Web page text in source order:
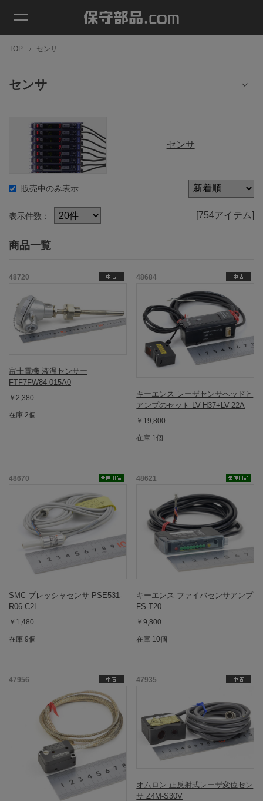
TOP センサ
センサ
センサ
販売中のみ表示
表示件数： [754アイテム]
商品一覧
48720
富士電機 液温センサー
FTF7FW84-015A0
￥2,380
在庫 2個
48684
キーエンス レーザセンサヘッドと
アンプのセット LV-H37+LV-22A
￥19,800
在庫 1個
48670
SMC プレッシャセンサ PSE531-
R06-C2L
￥1,480
在庫 9個
48621
キーエンス ファイバセンサアンプ
FS-T20
￥9,800
在庫 10個
47956 47935
オムロン 正反射式レーザ変位セン
サ Z4M-S30V